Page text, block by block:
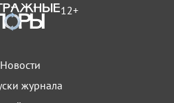
12+
Новости
журнала